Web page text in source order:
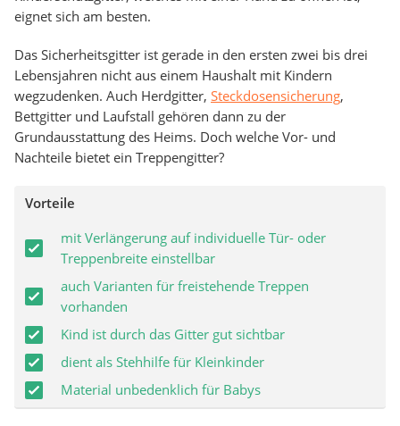
eignet sich am besten.
Das Sicherheitsgitter ist gerade in den ersten zwei bis drei
Lebensjahren nicht aus einem Haushalt mit Kindern
wegzudenken. Auch Herdgitter, Steckdosensicherung,
Bettgitter und Laufstall gehören dann zu der
Grundausstattung des Heims. Doch welche Vor- und
Nachteile bietet ein Treppengitter?
Vorteile
mit Verlängerung auf individuelle Tür- oder
Treppenbreite einstellbar
auch Varianten für freistehende Treppen
vorhanden
Kind ist durch das Gitter gut sichtbar
dient als Stehhilfe für Kleinkinder
Material unbedenklich für Babys